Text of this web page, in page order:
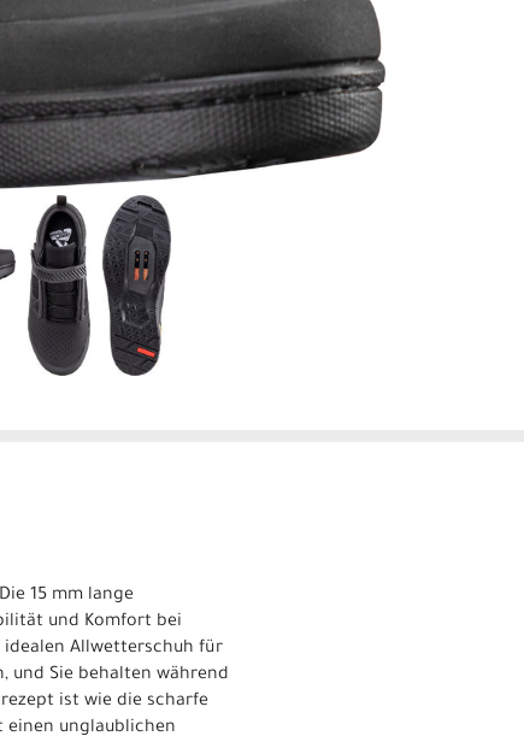
15 mm lange
und Komfort bei
Allwetterschuh für
und Sie behalten während
ist wie die scharfe
einen unglaublichen